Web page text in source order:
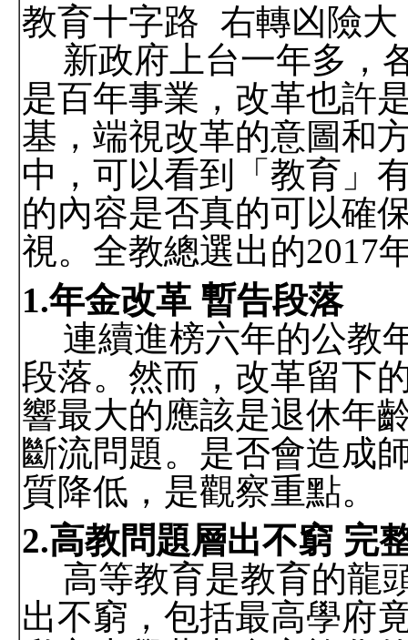
教育十字路 右轉凶險大
新政府上台一年多，
是百年事業，改革也許
基，端視改革的意圖和
中，可以看到「教育」
的內容是否真的可以確
視。全教總選出的2017
1.年金改革 暫告段落
連續進榜六年的公教
段落。然而，改革留下
響最大的應該是退休年
斷流問題。是否會造成
質降低，是觀察重點。
2.高教問題層出不窮 完
高等教育是教育的龍
出不窮，包括最高學府